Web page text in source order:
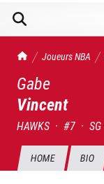
TrashTalk Actu NBA
Joueurs NBA
Gabe
Vincent
HAWKS · #7 · SG
HOME BIO